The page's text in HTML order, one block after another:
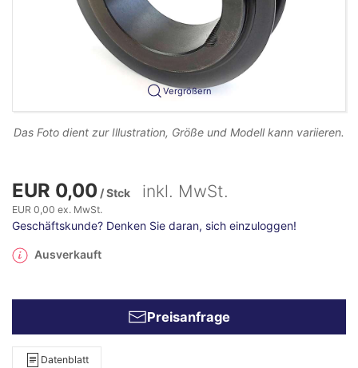
Vergrößern
Das Foto dient zur Illustration, Größe und Modell kann variieren.
EUR 0,00 / Stck inkl. MwSt.
EUR 0,00 ex. MwSt.
Geschäftskunde? Denken Sie daran, sich einzuloggen!
Ausverkauft
Preisanfrage
Datenblatt